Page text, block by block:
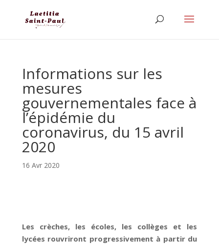
Informations sur les
mesures
gouvernementales face à
l’épidémie du
coronavirus, du 15 avril
2020
16 Avr 2020
Les crèches, les écoles, les collèges et les
lycées rouvriront progressivement à partir du